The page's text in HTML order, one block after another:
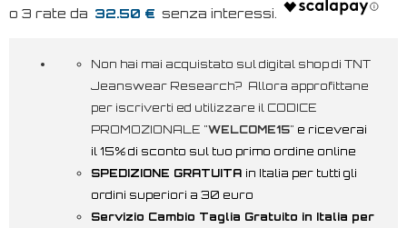
32.50 €
Non hai mai acquistato sul digital shop di TNT
Jeanswear Research? Allora approfittane
per iscriverti ed utilizzare il CODICE
PROMOZIONALE "WELCOME15" e riceverai
il 15% di sconto sul tuo primo ordine online
SPEDIZIONE GRATUITA in Italia per tutti gli
ordini superiori a 30 euro
Servizio Cambio Taglia Gratuito in Italia per